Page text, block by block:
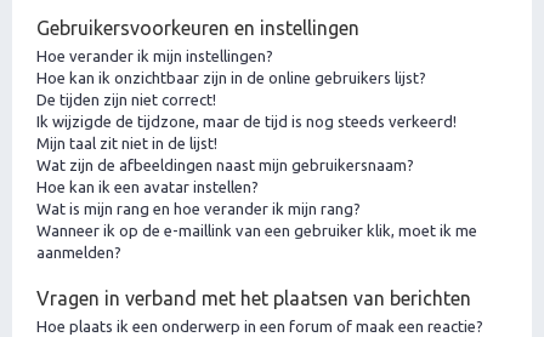
Gebruikersvoorkeuren en instellingen
Hoe verander ik mijn instellingen?
Hoe kan ik onzichtbaar zijn in de online gebruikers lijst?
De tijden zijn niet correct!
Ik wijzigde de tijdzone, maar de tijd is nog steeds verkeerd!
Mijn taal zit niet in de lijst!
Wat zijn de afbeeldingen naast mijn gebruikersnaam?
Hoe kan ik een avatar instellen?
Wat is mijn rang en hoe verander ik mijn rang?
Wanneer ik op de e-maillink van een gebruiker klik, moet ik me
aanmelden?
Vragen in verband met het plaatsen van berichten
Hoe plaats ik een onderwerp in een forum of maak een reactie?